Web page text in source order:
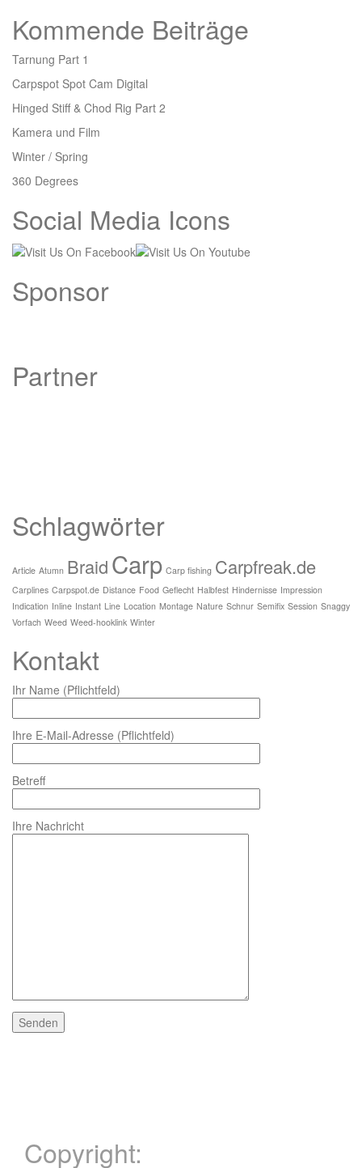
Kommende Beiträge
Tarnung Part 1
Carpspot Spot Cam Digital
Hinged Stiff & Chod Rig Part 2
Kamera und Film
Winter / Spring
360 Degrees
Social Media Icons
Sponsor
Partner
Schlagwörter
Article Atumn BraidCarp Carp fishing Carpfreak.de
Carplines Carpspot.de Distance Food Geflecht Halbfest Hindernisse Impression
Indication Inline Instant Line Location Montage Nature Schnur Semifix Session Snaggy
Vorfach Weed Weed-hooklink Winter
Kontakt
Ihr Name (Pflichtfeld)
Ihre E-Mail-Adresse (Pflichtfeld)
Betreff
Ihre Nachricht
Copyright: